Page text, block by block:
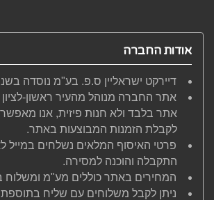
אודות החברה
דיירקט ישראליין ס.פ. בע"מ נוסדה בשנת
אתר החברה מנוהל מהעיר ראשון-לציון
אתר בלבד ולא חנות פיזית, אנו
לקבלת הזמנות המבוצעות באתר.
פרטי האיסוף המלאים נשלחים במייל
התקבלה והוכנה למסירה.
המחירים באתר כוללים מע"מ ומשלוח